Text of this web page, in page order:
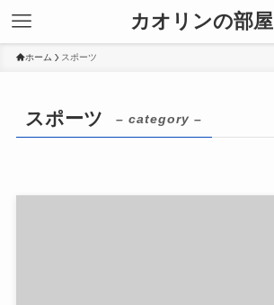
カオリンの部屋
ホーム スポーツ
スポーツ – category –